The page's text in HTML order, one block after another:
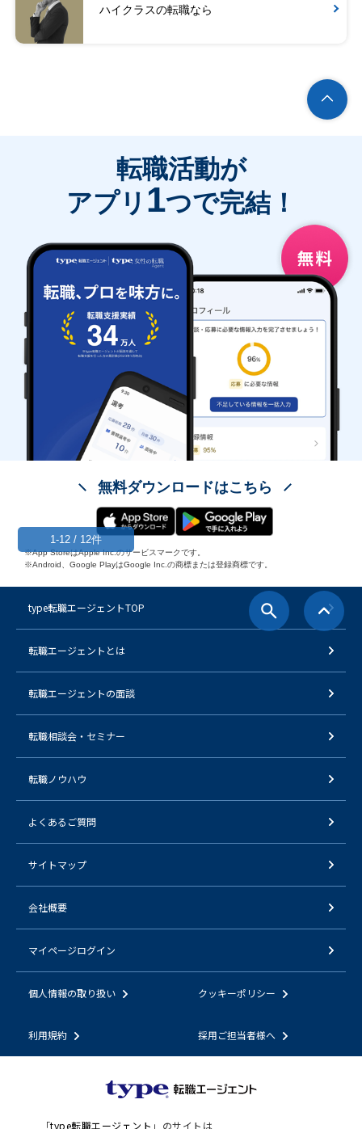
ハイクラスの転職なら
1-12 / 12件
転職活動が
アプリ 1つで完結！
無料ダウンロードはこちら
※App StoreはApple Inc.のサービスマークです。
※Android、Google PlayはGoogle Inc.の商標または登録商標です。
type転職エージェントTOP
転職エージェントとは
転職エージェントの面談
転職相談会・セミナー
転職ノウハウ
よくあるご質問
サイトマップ
会社概要
マイページログイン
個人情報の取り扱い クッキーポリシー
利用規約 採用ご担当者様へ
「type転職エージェント 」のサイトは